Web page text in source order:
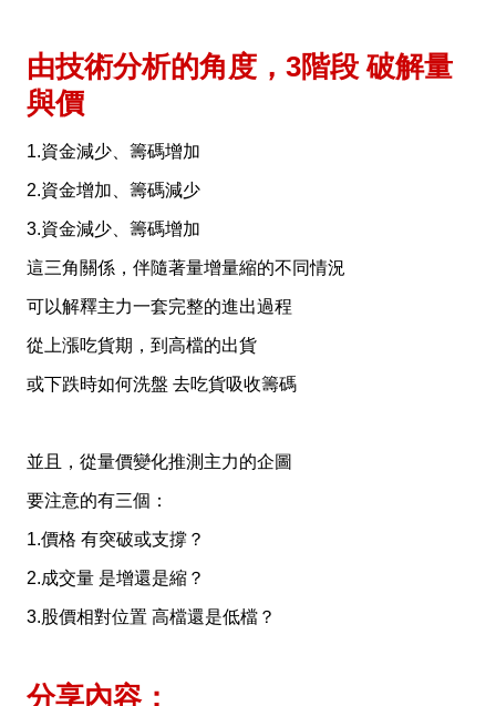
由技術分析的角度，3階段 破解量
與價
1.資金減少、籌碼增加
2.資金增加、籌碼減少
3.資金減少、籌碼增加
這三角關係，伴隨著量增量縮的不同情況
可以解釋主力一套完整的進出過程
從上漲吃貨期，到高檔的出貨
或下跌時如何洗盤 去吃貨吸收籌碼
並且，從量價變化推測主力的企圖
要注意的有三個：
1.價格 有突破或支撐？
2.成交量 是增還是縮？
3.股價相對位置 高檔還是低檔？
分享內容：